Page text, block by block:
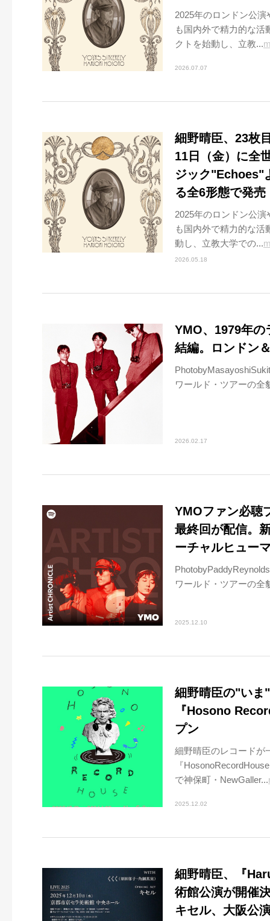
2025年のロンドン公
も国内外で精力的な活
クトを始動し、立教...
2026.07.07
細野晴臣、23枚
11日（金）に全
ジック"Echoes"
る全6形態で発売
2025年のロンドン公
も国内外で精力的な活
動し、立教大学での...
2026.05.18
YMO、1979年の
結編。ロンドン
ワールド・ツアーの全
2026.02.17
YMOファン必聴
最終回が配信。
ーチャルヒュー
ワールド・ツアーの全
2025.12.10
細野晴臣の"いま
『Hosono
プン
細野晴臣のレコードが
『
で神保町・NewGaller...
2025.12.02
細野晴臣、『
術館公演が開催
キセル、大阪公